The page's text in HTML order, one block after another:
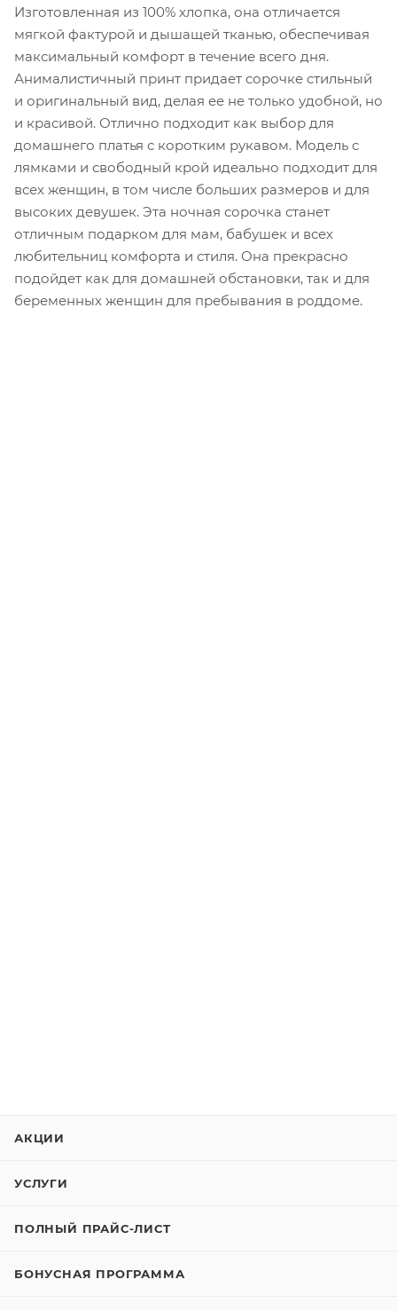
Изготовленная из 100% хлопка, она отличается
мягкой фактурой и дышащей тканью, обеспечивая
максимальный комфорт в течение всего дня.
Анималистичный принт придает сорочке стильный
и оригинальный вид, делая ее не только удобной, но
и красивой. Отлично подходит как выбор для
домашнего платья с коротким рукавом. Модель с
лямками и свободный крой идеально подходит для
всех женщин, в том числе больших размеров и для
высоких девушек. Эта ночная сорочка станет
отличным подарком для мам, бабушек и всех
любительниц комфорта и стиля. Она прекрасно
подойдет как для домашней обстановки, так и для
беременных женщин для пребывания в роддоме.
АКЦИИ
УСЛУГИ
ПОЛНЫЙ ПРАЙС-ЛИСТ
БОНУСНАЯ ПРОГРАММА